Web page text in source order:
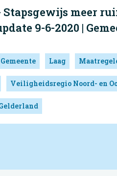
Stapsgewijs meer
9-6-2020 |
Gemeente Laag
Veiligheidsregio Noord- en